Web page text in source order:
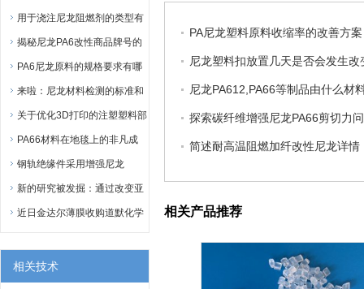
用是这样的！
用于浇注尼龙阻燃剂的类型有
哪些？
揭秘尼龙PA6改性商品牌号的
的“小秘密”
PA6尼龙原料的规格要求有哪
些？
来啦：尼龙材料检测的标准和
项目在这儿呢！
关于优化3D打印的注塑塑料部
件
PA66材料在地毯上的非凡成
就
钢轨绝缘件采用增强尼龙
新的研究被发掘：通过改变亚
基立体化学改变尼龙-3聚合物
近日金达尔薄膜收购道默化学
相关技术
PA尼龙塑料原料收缩率的改善方案
尼龙塑料扣放置几天是否会发生改
尼龙PA612,PA66等制品由什么材
探索碳纤维增强尼龙PA66剪切力
简述耐高温阻燃加纤改性尼龙详情
相关产品推荐